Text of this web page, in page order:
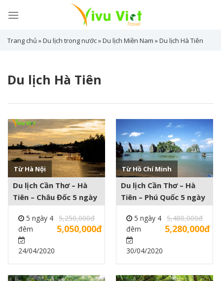
Trang chủ »Du lịch trong nước»Du lịch Miền Nam »Du lịch Hà Tiên
Du lịch Hà Tiên
Từ Hà Nội
Xem thêm +
Du lịch Cần Thơ – Hà
Tiên – Châu Đốc 5 ngày
5 ngày 4
đêm
24/04/2020
5,250,000đ
5,050,000đ
Từ Hồ Chí Minh
Xem thêm +
Du lịch Cần Thơ – Hà
Tiên – Phú Quốc 5 ngày
5 ngày 4
đêm
30/04/2020
5,480,000đ
5,280,000đ